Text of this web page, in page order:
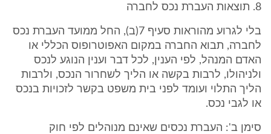
8. תוצאות העברת נכס לחברה
בלי לגרוע מהוראות סעיף 7(ב), החל ממועד העברת נכס
לחברה, תבוא החברה במקום האפוטרופוס הכללי או
האדם המנהל, לפי הענין, לכל דבר וענין הנוגע לנכס
ולניהולו, לרבות בקשה או הליך לשחרור הנכס, ולרבות
הליך התלוי ועומד לפני בית משפט בקשר לזכויות בנכס
או לגבי נכס.
סימן ב': העברת נכסים שאינם מנוהלים לפי חוק